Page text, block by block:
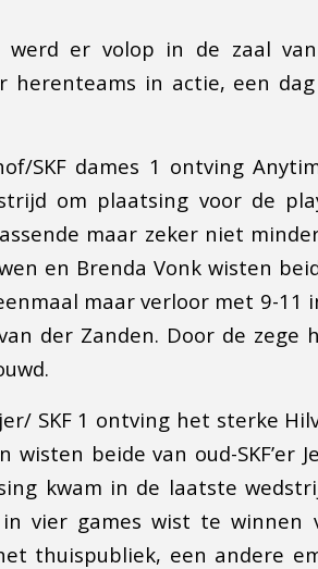
er volop in de zaal
herenteams in actie, een
SKF dames 1 ontving
om plaatsing voor de
maar zeker niet
en Brenda Vonk wisten
maar verloor met 9-11
der Zanden. Door de zege
SKF 1 ontving het sterke
wisten beide van oud-SKF’er
kwam in de laatste
vier games wist te winnen
thuispubliek, een andere